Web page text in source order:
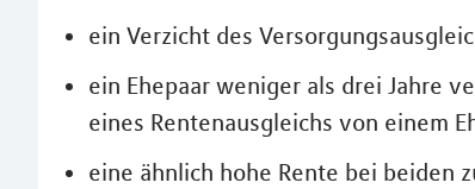
ein Verzicht des
ein Ehepaar weniger als drei Jahre
eines Rentenausgleichs von einem
eine ähnlich hohe Rente bei beiden